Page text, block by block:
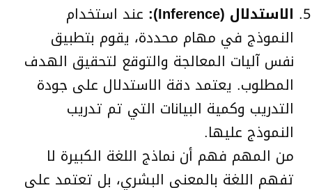
الاستدلال (Inference):
عند استخدام
النموذج في مهام محددة، يقوم بتطبيق
نفس آليات المعالجة والتوقع لتحقيق الهدف
المطلوب. يعتمد دقة الاستدلال على جودة
التدريب وكمية البيانات التي تم تدريب
النموذج عليها.
من المهم فهم أن نماذج اللغة الكبيرة لا
تفهم اللغة بالمعنى البشري، بل تعتمد على